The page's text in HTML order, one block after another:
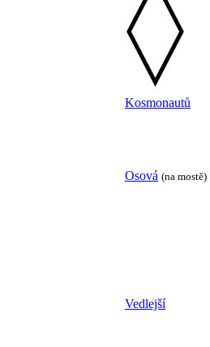
Kosmonautů
Osová (na mostě)
Vedlejší